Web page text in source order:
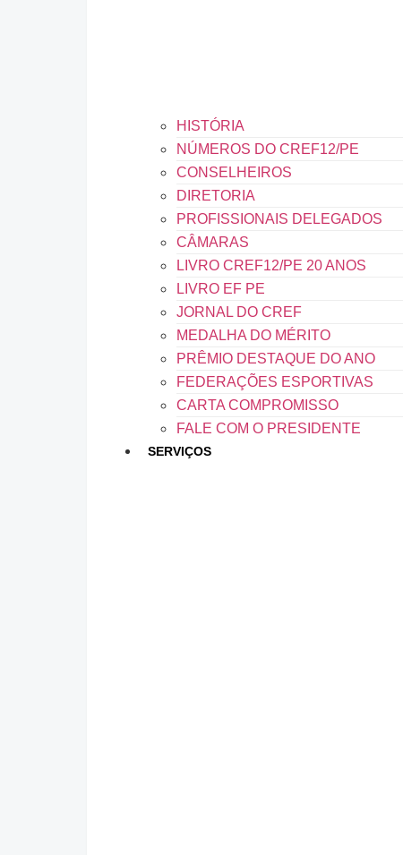
HISTÓRIA
NÚMEROS DO CREF12/PE
CONSELHEIROS
DIRETORIA
PROFISSIONAIS DELEGADOS
CÂMARAS
LIVRO CREF12/PE 20 ANOS
LIVRO EF PE
JORNAL DO CREF
MEDALHA DO MÉRITO
PRÊMIO DESTAQUE DO ANO
FEDERAÇÕES ESPORTIVAS
CARTA COMPROMISSO
FALE COM O PRESIDENTE
SERVIÇOS